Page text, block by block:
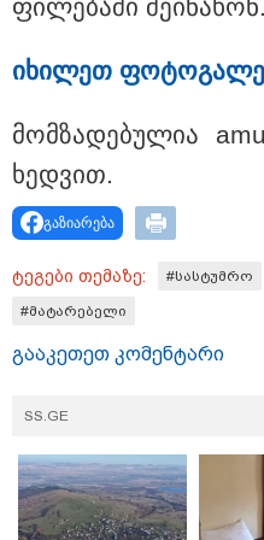
"24 იანვრის ღამეს თამარ
ჩავარდა": რა მისწერა ნია
კუპატაძეს? - გიგა
21:33 / 08-08-2026
ნია იმნაძის ბებია
"კონკრეტულად როდის,
ფი­ლე­ბა­ში შე­ი­ნა­ხონ.
იხი­ლეთ
მომ­ზა­დე­ბუ­ლია
ხედ­ვით.
გაზიარება
ტეგები თემაზე: #სასტუმრო
#მატარებელი
გააკეთეთ კომენტარი
SS.GE